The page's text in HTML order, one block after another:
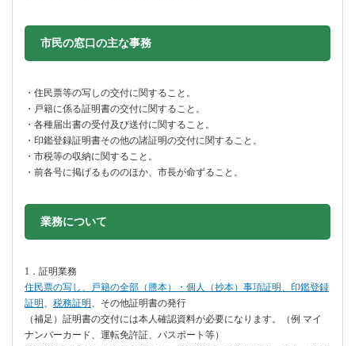
市民の窓口の主な事務
・住民票等の写しの交付に関すること。
・戸籍に係る証明書の交付に関すること。
・各種届出書の受付及び送付に関すること。
・印鑑登録証明書その他の諸証明の交付に関すること。
・市税等の収納に関すること。
・前各号に掲げるもののほか、市長が命ずること。
業務について
1．証明業務
住民票の写し、戸籍の全部（謄本）・個人（抄本）事項証明、印鑑登録
証明 、 税務証明 、その他証明書の発行
（補足）証明書の交付には本人確認資料が必要になります。（例 マイ
ナンバーカード、運転免許証、パスポート等）